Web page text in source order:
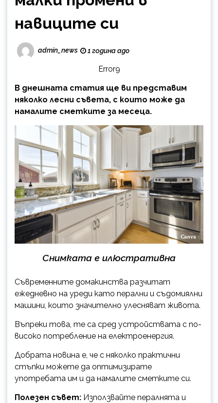
навиците си
admin_news 1 година ago
Error9
В днешната статия ще ви представим
няколко лесни съвета, с които може да
намалите сметките за месеца.
Снимката е илюстративна
Съвременните домакинства разчитат
ежедневно на уреди като перални и съдомиялни
машини, които значително улесняват живота.
Въпреки това, те са сред устройствата с по-
високо потребление на електроенергия.
Добрата новина е, че с няколко практични
стъпки можете да оптимизирате
употребата им и да намалите сметките си.
Полезен съвет: Използвайте пералнята и